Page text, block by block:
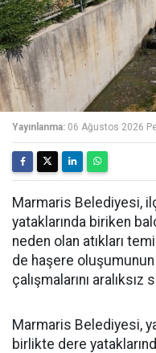
Yayınlanma: 06 Ağustos 2026
Marmaris Belediyesi,
yataklarında biriken
neden olan atıkları
de haşere
çalışmalarını aralıksız
Marmaris Belediyesi,
birlikte dere